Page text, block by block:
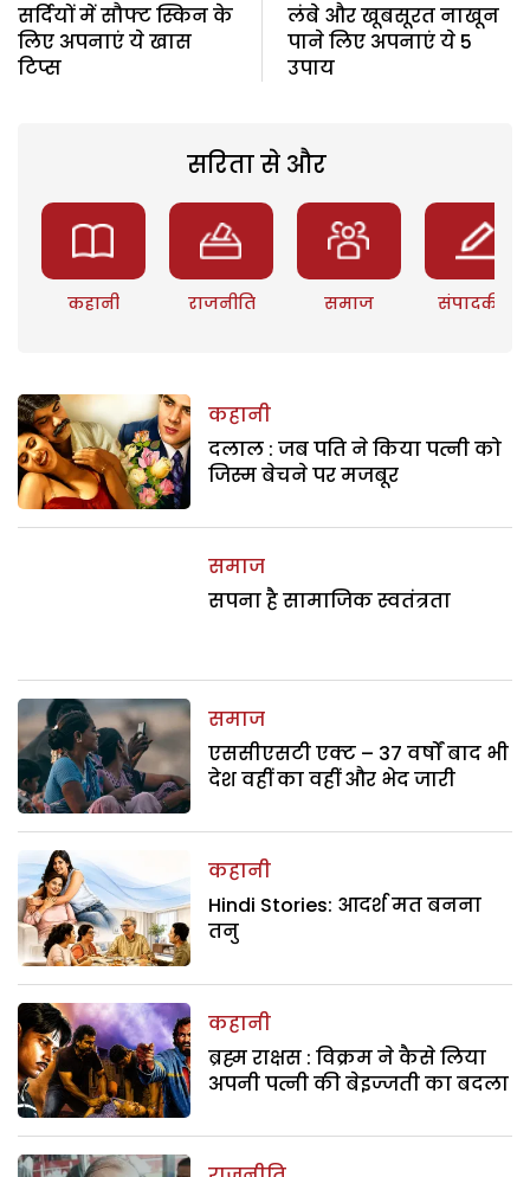
सर्दियों में सौफ्ट स्किन के
लिए अपनाएं ये खास
टिप्स
लंबे और खूबसूरत नाखून
पाने लिए अपनाएं ये 5
उपाय
सरिता से और
कहानी राजनीति समाज संपादकीय
कहानी
दलाल : जब पति ने किया पत्नी को
जिस्म बेचने पर मजबूर
समाज
सपना है सामाजिक स्वतंत्रता
समाज
एससीएसटी एक्ट – 37 वर्षों बाद भी
देश वहीं का वहीं और भेद जारी
कहानी
Hindi Stories: आदर्श मत बनना
तनु
कहानी
ब्रह्म राक्षस : विक्रम ने कैसे लिया
अपनी पत्नी की बेइज्जती का बदला